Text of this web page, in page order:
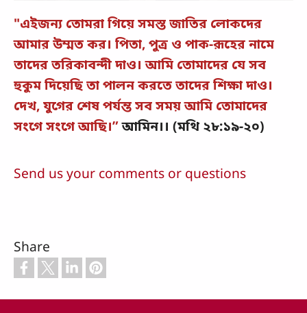
"এইজন্য তোমরা গিয়ে সমস্ত জাতির লোকদের
আমার উম্মত কর। পিতা, পুত্র ও পাক-রূহের নামে
তাদের তরিকাবন্দী দাও। আমি তোমাদের যে সব
হুকুম দিয়েছি তা পালন করতে তাদের শিক্ষা দাও।
দেখ, যুগের শেষ পর্যন্ত সব সময় আমি তোমাদের
সংগে সংগে আছি।”আমিন।। (মথি ২৮:১৯-২০)
Send us your comments or questions
Share